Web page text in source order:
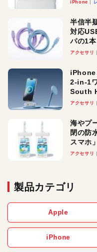
iPhone
半信半
対応
パの1
アクセサリ
iPhone
2-in-1
South
ースで
アクセサリ
海やプ
閉の防
スマホ
アクセサリ
製品カテゴリ
Apple
iPhone